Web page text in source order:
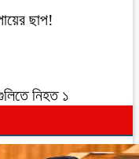
ছাপ!
নিহত ১